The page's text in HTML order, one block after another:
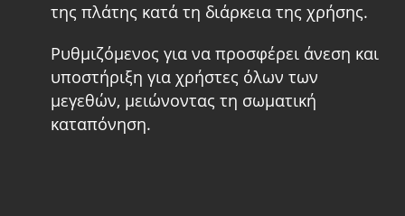
της πλάτης κατά τη διάρκεια της χρήσης.
Ρυθμιζόμενος για να προσφέρει άνεση και
υποστήριξη για χρήστες όλων των
μεγεθών, μειώνοντας τη σωματική
καταπόνηση.